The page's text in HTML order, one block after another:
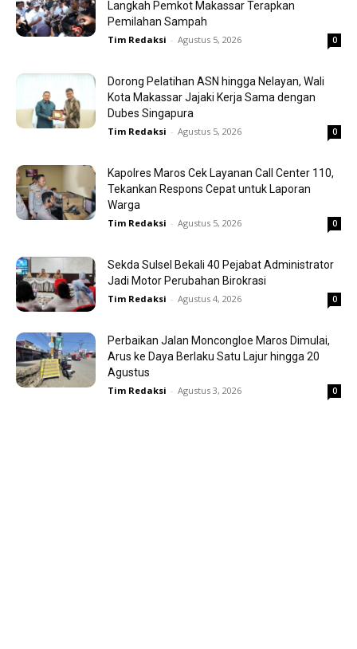
Langkah Pemkot Makassar Terapkan
Pemilahan Sampah
Tim Redaksi - Agustus 5, 2026 0
Dorong Pelatihan ASN hingga Nelayan, Wali
Kota Makassar Jajaki Kerja Sama dengan
Dubes Singapura
Tim Redaksi - Agustus 5, 2026 0
Kapolres Maros Cek Layanan Call Center 110,
Tekankan Respons Cepat untuk Laporan
Warga
Tim Redaksi - Agustus 5, 2026 0
Sekda Sulsel Bekali 40 Pejabat Administrator
Jadi Motor Perubahan Birokrasi
Tim Redaksi - Agustus 4, 2026 0
Perbaikan Jalan Moncongloe Maros Dimulai,
Arus ke Daya Berlaku Satu Lajur hingga 20
Agustus
Tim Redaksi - Agustus 3, 2026 0